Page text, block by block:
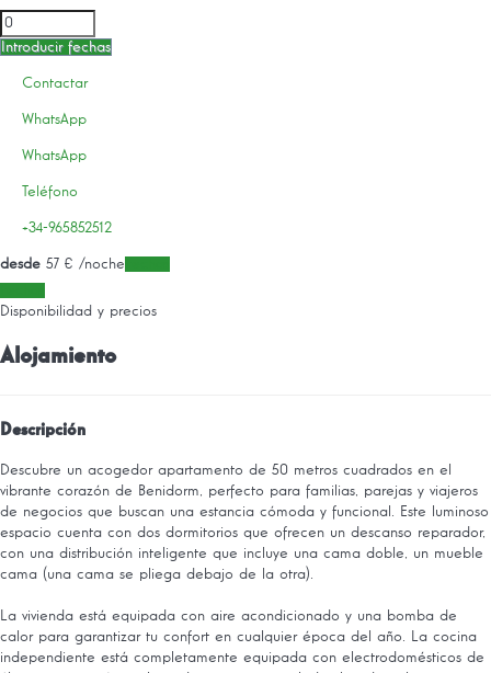
Introducir fechas
Contactar
WhatsApp
WhatsApp
Teléfono
+34-965852512
desde 57 € /noche
Disponibilidad y precios
Alojamiento
Descripción
Descubre un acogedor apartamento de 50 metros cuadrados en el
vibrante corazón de Benidorm, perfecto para familias, parejas y viajeros
de negocios que buscan una estancia cómoda y funcional. Este luminoso
espacio cuenta con dos dormitorios que ofrecen un descanso reparador,
con una distribución inteligente que incluye una cama doble, un mueble
cama (una cama se pliega debajo de la otra).
La vivienda está equipada con aire acondicionado y una bomba de
calor para garantizar tu confort en cualquier época del año. La cocina
independiente está completamente equipada con electrodomésticos de